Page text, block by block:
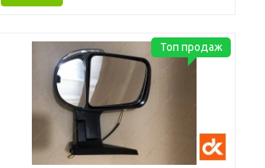
Топ продаж